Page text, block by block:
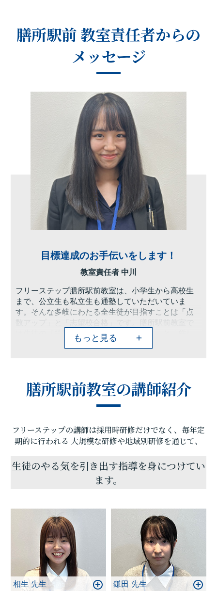
膳所駅前 教室責任者からの
メッセージ
目標達成のお手伝いをします！
教室責任者 中川
フリーステップ膳所駅前教室は、小学生から高校生
まで、公立生も私立生も通塾していただいていま
す。そんな多岐にわたる全生徒が目指すことは「点
数アップ」と「志望校合格」です。膳所駅前教室で
は生徒の『笑顔』を大切にし、「楽しく」と「厳し
く」をテーマに各々の生徒に合わせた学習カリキュ
安があると思います。そんな時はフリーステップ膳
所駅前教室へ足をお運びください! 勉強の悩みを解
もっと見る
膳所駅前教室の講師紹介
フリーステップの講師は採用時研修だけでなく、毎年定
期的に行われる 大規模な研修や地域別研修を通じて、
生徒のやる気を引き出す指導を身につけてい
ます。
相生 先生 鎌田 先生